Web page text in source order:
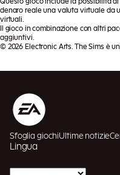
denaro reale una valuta virtuale da
virtuali.
Il gioco in combinazione con altri
aggiuntivi.
© 2026 Electronic Arts. The Sims è
Sfoglia giochiUltime notizie
Lingua